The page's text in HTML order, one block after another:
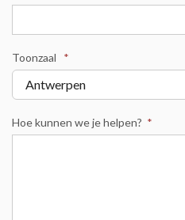
Toonzaal *
Hoe kunnen we je helpen? *